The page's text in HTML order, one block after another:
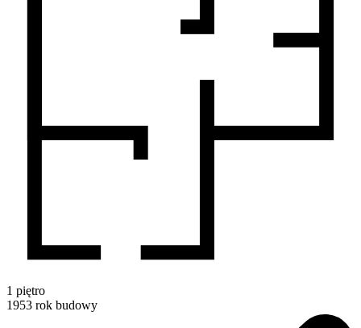
1 piętro
1953 rok budowy